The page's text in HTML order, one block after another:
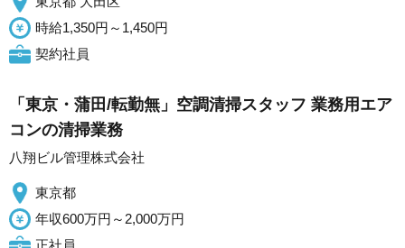
時給1,350円～1,450円
契約社員
「東京・蒲田/転勤無」空調清掃スタッフ 業務用エア
コンの清掃業務
八翔ビル管理株式会社
東京都
年収600万円～2,000万円
正社員